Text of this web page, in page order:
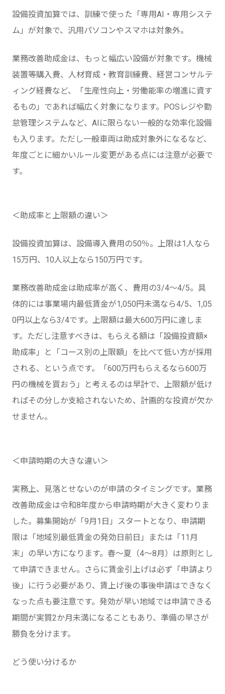
設備投資加算では、訓練で使った「専用AI・専用システ
ム」が対象で、汎用パソコンやスマホは対象外。
業務改善助成金は、もっと幅広い設備が対象です。機械
装置等購入費、人材育成・教育訓練費、経営コンサルテ
ィング経費など、「生産性向上・労働能率の増進に資す
るもの」であれば幅広く対象になります。POSレジや勤
怠管理システムなど、AIに限らない一般的な効率化設備
も入ります。ただし一般車両は助成対象外になるなど、
年度ごとに細かいルール変更がある点には注意が必要で
す。
＜助成率と上限額の違い＞
設備投資加算は、設備導入費用の50％。上限は1人なら
15万円、10人以上なら150万円です。
業務改善助成金は助成率が高く、費用の3/4〜4/5。具
体的には事業場内最低賃金が1,050円未満なら4/5、1,05
0円以上なら3/4です。上限額は最大600万円に達しま
す。ただし注意すべきは、もらえる額は「設備投資額×
助成率」と「コース別の上限額」を比べて低い方が採用
される、という点です。「600万円もらえるなら600万
円の機械を買おう」と考えるのは早計で、上限額が低け
ればその分しか支給されないため、計画的な投資が欠か
せません。
＜申請時期の大きな違い＞
実務上、見落とせないのが申請のタイミングです。業務
改善助成金は令和8年度から申請時期が大きく変わりま
した。募集開始が「9月1日」スタートとなり、申請期
限は「地域別最低賃金の発効日前日」または「11月
末」の早い方になります。春〜夏（4〜8月）は原則とし
て申請できません。さらに賃金引上げは必ず「申請より
後」に行う必要があり、賃上げ後の事後申請はできなく
なった点も要注意です。発効が早い地域では申請できる
期間が実質2か月未満になることもあり、準備の早さが
勝負を分けます。
どう使い分けるか